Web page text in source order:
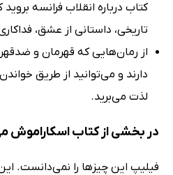
کتاب درباره انقلاب فرانسه
تاریخی، داستانی از عشق،
از رمان‌هایی که قهرمان‌ و
دارند و می‌توانید از طریق
لذت می‌برید.
در بخشی از کتاب اسکاراموش
فیلیپ این چیزها را نمی‌دانست.